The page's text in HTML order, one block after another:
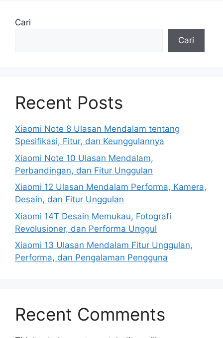
Cari
Cari
Recent Posts
Xiaomi Note 8 Ulasan Mendalam tentang
Spesifikasi, Fitur, dan Keunggulannya
Xiaomi Note 10 Ulasan Mendalam,
Perbandingan, dan Fitur Unggulan
Xiaomi 12 Ulasan Mendalam Performa, Kamera,
Desain, dan Fitur Unggulan
Xiaomi 14T Desain Memukau, Fotografi
Revolusioner, dan Performa Unggul
Xiaomi 13 Ulasan Mendalam Fitur Unggulan,
Performa, dan Pengalaman Pengguna
Recent Comments